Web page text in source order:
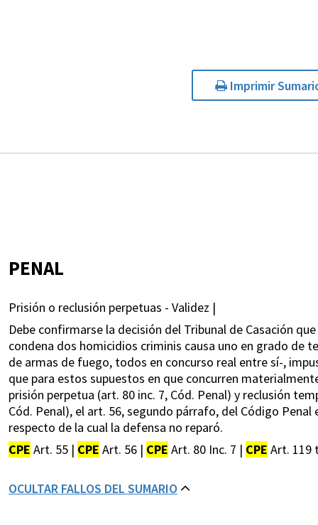
Imprimir
PENAL
Prisión o reclusión perpetuas - Validez |
Debe confirmarse la decisión del Tribunal de Casación
condena dos homicidios criminis causa uno en grado de
de armas de fuego, todos en concurso real entre sí-,
que para estos supuestos en que concurren
prisión perpetua (art. 80 inc. 7, Cód. Penal) y reclusión
Cód. Penal), el art. 56, segundo párrafo, del Código
respecto de la cual la defensa no reparó.
CPE Art. 55 | CPE Art. 56 | CPE Art. 80 Inc. 7 | CPE Art. 119
OCULTAR FALLOS DEL SUMARIO